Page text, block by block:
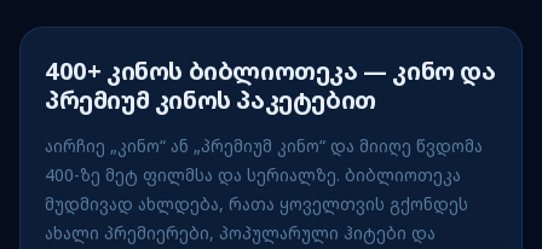
400+ კინოს ბიბლიოთეკა — კინო და
პრემიუმ კინოს პაკეტებით
აირჩიე „კინო“ ან „პრემიუმ კინო“ და მიიღე წვდომა
400-ზე მეტ ფილმსა და სერიალზე. ბიბლიოთეკა
მუდმივად ახლდება, რათა ყოველთვის გქონდეს
ახალი პრემიერები, პოპულარული ჰიტები და